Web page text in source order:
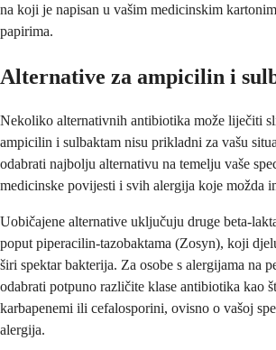
na koji je napisan u vašim medicinskim
papirima.
Alternative za ampicilin i
Nekoliko alternativnih antibiotika može liječiti
ampicilin i sulbaktam nisu prikladni za vašu
odabrati najbolju alternativu na temelju vaše
medicinske povijesti i svih alergija koje možda
Uobičajene alternative uključuju druge beta-
poput piperacilin-tazobaktama (Zosyn), koji
širi spektar bakterija. Za osobe s alergijama na
odabrati potpuno različite klase antibiotika kao
karbapenemi ili cefalosporini, ovisno o vašoj
alergija.